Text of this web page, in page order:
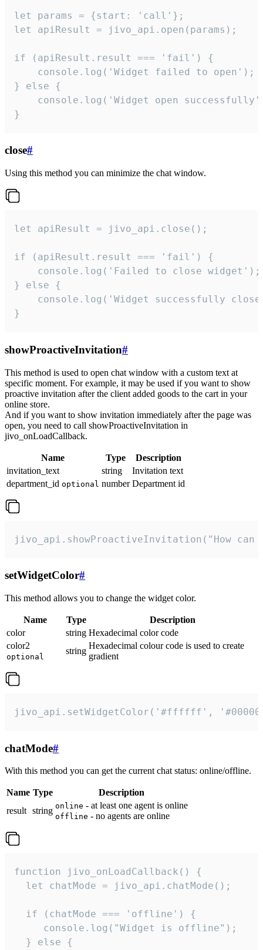
let params = {start: 'call'};
let apiResult = jivo_api.open(params);
if (apiResult.result === 'fail') {
    console.log('Widget failed to open');
} else {
console.log('Widget open
}
close#
Using this method you can minimize the chat window.
let apiResult = jivo_api.close();
if (apiResult.result === 'fail') {
    console.log('Failed to close widget');
} else {
console.log('Widget successfully
}
showProactiveInvitation#
This method is used to open chat window with a custom text at
specific moment. For example, it may be used if you want to show
proactive invitation after the client added goods to the cart in your
online store.
And if you want to show invitation immediately after the page was
open, you need to call showProactiveInvitation in
jivo_onLoadCallback.
Name Type
Description
invitation_text
string
Invitation text
department_id optional number Department id
jivo_api.showProactiveInvitation("How
setWidgetColor#
This method allows you to change the widget color.
Name Type
Description
color
string Hexadecimal color code
color2
optional
string
Hexadecimal colour code is used to create
gradient
jivo_api.setWidgetColor('#ffffff',
chatMode#
With this method you can get the current chat status: online/offline.
Name Type
Description
result string online - at least one agent is online
offline - no agents are online
function jivo_onLoadCallback() {
  let chatMode = jivo_api.chatMode();
  if (chatMode === 'offline') {
     console.log("Widget is offline");
  } else {